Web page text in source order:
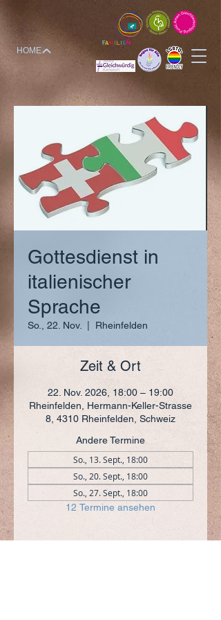
HOME
Gottesdienst in
italienischer
Sprache
So., 22. Nov. Rheinfelden
Zeit & Ort
22. Nov. 2026, 18:00 – 19:00
Rheinfelden, Hermann-Keller-Strasse
8, 4310 Rheinfelden, Schweiz
Andere Termine
So., 13. Sept., 18:00
So., 20. Sept., 18:00
So., 27. Sept., 18:00
12 Termine ansehen